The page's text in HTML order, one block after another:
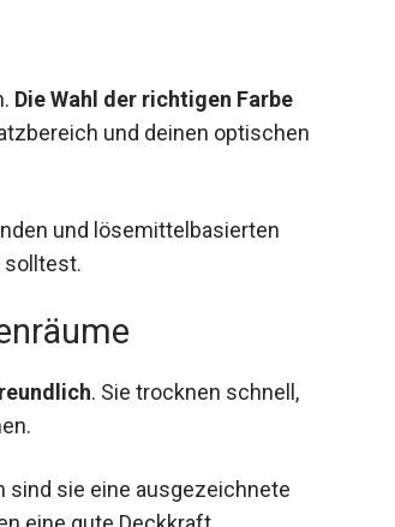
Die Wahl der richtigen Farbe
und deinen optischen
und lösemittelbasierten
solltest.
. Sie trocknen schnell,
sind sie eine ausgezeichnete